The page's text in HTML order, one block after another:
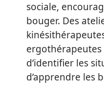
sociale,
bouger. Des
d’identifier les
d’apprendre les